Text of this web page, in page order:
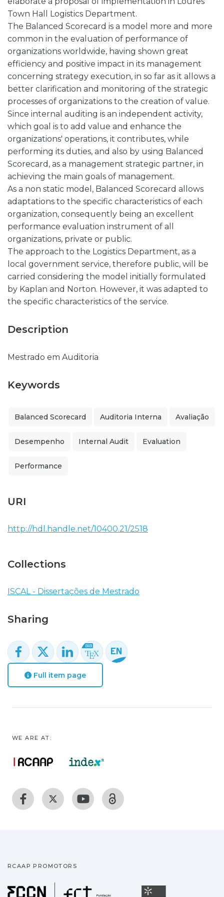
Town Hall Logistics Department.
The Balanced Scorecard is a model more and more
common in the evaluation of performance of
organizations worldwide, having shown great
efficiency and positive impact in its management
concerning strategy execution, in so far as it allows a
better clarification and monitoring of the strategic
processes of organizations to the creation of value.
Since internal auditing is an independent activity,
which goal is to add value and enhance the
organizations' operations, it contributes, while
performing its duties, and also by using Balanced
Scorecard, as a management strategic partner, in
achieving the main goals of management.
As a non static model, Balanced Scorecard allows
adaptations to the specific characteristics of each
organization, consequently being an excellent
performance evaluation instrument of all
organizations, private or public.
The approach to the Logistics Department, as a
local government service, therefore public, will be
carried considering the model initially formulated
by Kaplan and Norton. However, it was adapted to
the specific characteristics of the service.
Description
Mestrado em Auditoria
Keywords
Balanced Scorecard Auditoria Interna Avaliação
Desempenho Internal Audit Evaluation
Performance
URI
http://hdl.handle.net/10400.21/2518
Collections
ISCAL - Dissertações de Mestrado
Sharing
Full item page
WE ARE AT:
RCAAP PROMOTORS
Fundação para a